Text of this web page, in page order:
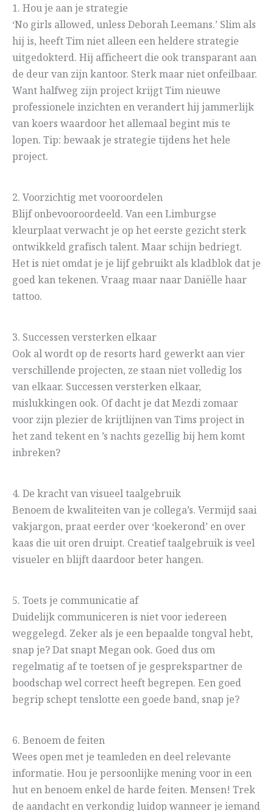
1. Hou je aan je strategie
‘No girls allowed, unless Deborah Leemans.’ Slim als
hij is, heeft Tim niet alleen een heldere strategie
uitgedokterd. Hij afficheert die ook transparant aan
de deur van zijn kantoor. Sterk maar niet onfeilbaar.
Want halfweg zijn project krijgt Tim nieuwe
professionele inzichten en verandert hij jammerlijk
van koers waardoor het allemaal begint mis te
lopen. Tip: bewaak je strategie tijdens het hele
project.
2. Voorzichtig met vooroordelen
Blijf onbevooroordeeld. Van een Limburgse
kleurplaat verwacht je op het eerste gezicht sterk
ontwikkeld grafisch talent. Maar schijn bedriegt.
Het is niet omdat je je lijf gebruikt als kladblok dat je
goed kan tekenen. Vraag maar naar Daniëlle haar
tattoo.
3. Successen versterken elkaar
Ook al wordt op de resorts hard gewerkt aan vier
verschillende projecten, ze staan niet volledig los
van elkaar. Successen versterken elkaar,
mislukkingen ook. Of dacht je dat Mezdi zomaar
voor zijn plezier de krijtlijnen van Tims project in
het zand tekent en ’s nachts gezellig bij hem komt
inbreken?
4. De kracht van visueel taalgebruik
Benoem de kwaliteiten van je collega’s. Vermijd saai
vakjargon, praat eerder over ‘koekerond’ en over
kaas die uit oren druipt. Creatief taalgebruik is veel
visueler en blijft daardoor beter hangen.
5. Toets je communicatie af
Duidelijk communiceren is niet voor iedereen
weggelegd. Zeker als je een bepaalde tongval hebt,
snap je? Dat snapt Megan ook. Goed dus om
regelmatig af te toetsen of je gesprekspartner de
boodschap wel correct heeft begrepen. Een goed
begrip schept tenslotte een goede band, snap je?
6. Benoem de feiten
Wees open met je teamleden en deel relevante
informatie. Hou je persoonlijke mening voor in een
hut en benoem enkel de harde feiten. Mensen! Trek
de aandacht en verkondig luidop wanneer je iemand